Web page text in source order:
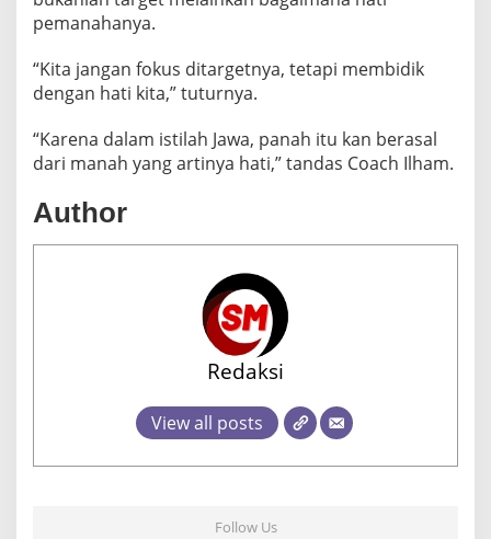
pemanahanya.
“Kita jangan fokus ditargetnya, tetapi membidik
dengan hati kita,” tuturnya.
“Karena dalam istilah Jawa, panah itu kan berasal
dari manah yang artinya hati,” tandas Coach Ilham.
Author
Redaksi
View all posts
Follow Us